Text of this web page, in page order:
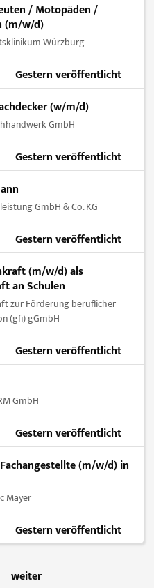
/ Motopäden /
(m/w/d)
Würzburg
Gestern veröffentlicht
(w/m/d)
GmbH
Gestern veröffentlicht
GmbH & Co. KG
Gestern veröffentlicht
(m/w/d) als
an Schulen
zur Förderung beruflicher
(gfi) gGmbH
Gestern veröffentlicht
GmbH
Gestern veröffentlicht
(m/w/d) in
Mayer
Gestern veröffentlicht
weiter